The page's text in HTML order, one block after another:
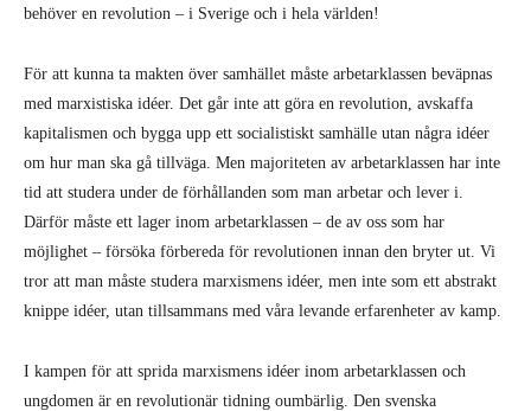
behöver en revolution – i Sverige och i hela världen!
För att kunna ta makten över samhället måste arbetarklassen beväpnas
med marxistiska idéer. Det går inte att göra en revolution, avskaffa
kapitalismen och bygga upp ett socialistiskt samhälle utan några idéer
om hur man ska gå tillväga. Men majoriteten av arbetarklassen har inte
tid att studera under de förhållanden som man arbetar och lever i.
Därför måste ett lager inom arbetarklassen – de av oss som har
möjlighet – försöka förbereda för revolutionen innan den bryter ut. Vi
tror att man måste studera marxismens idéer, men inte som ett abstrakt
knippe idéer, utan tillsammans med våra levande erfarenheter av kamp.
I kampen för att sprida marxismens idéer inom arbetarklassen och
ungdomen är en revolutionär tidning oumbärlig. Den svenska